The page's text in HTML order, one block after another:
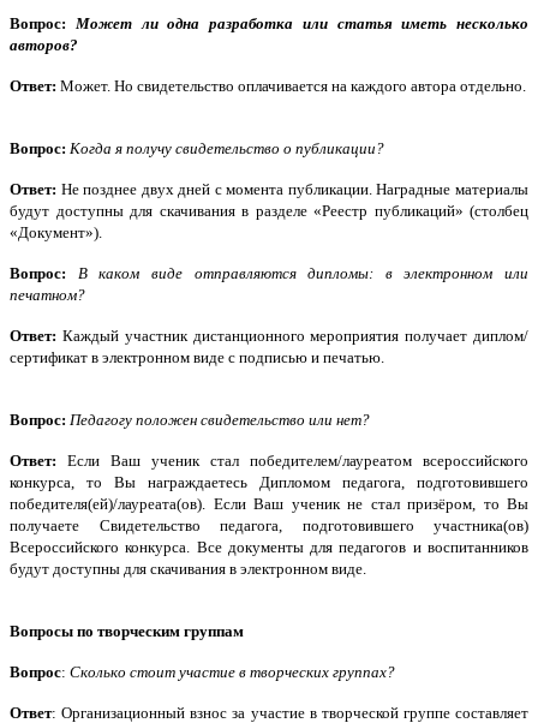
Вопрос: Может ли одна разработка или статья иметь несколько
авторов?
Ответ: Может. Но свидетельство оплачивается на каждого автора отдельно.
Вопрос: Когда я получу свидетельство о публикации?
Ответ: Не позднее двух дней с момента публикации. Наградные материалы
будут доступны для скачивания в разделе «Реестр публикаций» (столбец
«Документ»).
Вопрос:
В каком виде отправляются дипломы: в электронном или
печатном?
Ответ: Каждый участник дистанционного мероприятия получает диплом/
сертификат в электронном виде с подписью и печатью.
Вопрос: Педагогу положен свидетельство или нет?
Ответ: Если Ваш ученик стал победителем/лауреатом всероссийского
конкурса, то Вы награждаетесь Дипломом педагога, подготовившего
победителя(ей)/лауреата(ов). Если Ваш ученик не стал призёром, то Вы
получаете Свидетельство педагога, подготовившего участника(ов)
Всероссийского конкурса. Все документы для педагогов и воспитанников
будут доступны для скачивания в электронном виде.
Вопросы по творческим группам
Вопрос: Сколько стоит участие в творческих группах?
Ответ: Организационный взнос за участие в творческой группе составляет